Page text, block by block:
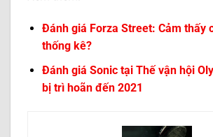
Đánh giá Forza Street: Cảm thấy
thống kê?
Đánh giá Sonic tại Thế vận hội
bị trì hoãn đến 2021